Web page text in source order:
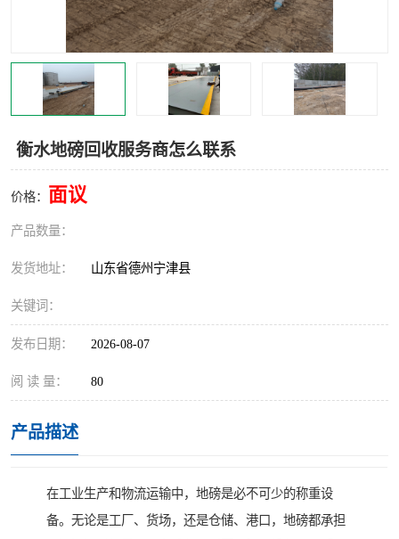
衡水地磅回收服务商怎么联系
价格： 面议
产品数量：
发货地址： 山东省德州宁津县
关键词：
发布日期： 2026-08-07
阅 读 量： 80
产品描述
在工业生产和物流运输中，地磅是必不可少的称重设
备。无论是工厂、货场，还是仓储、港口，地磅都承担
撕碎机 木材撕碎机
塑料撕碎机 金属撕碎机